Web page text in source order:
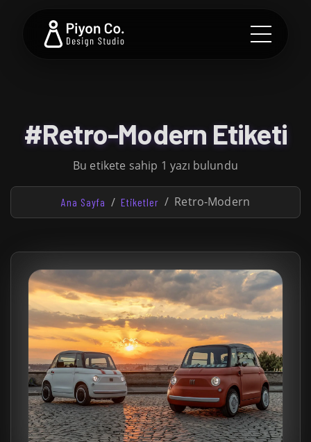
#Retro-Modern Etiketi
Bu etikete sahip 1 yazı bulundu
Ana Sayfa Etiketler Retro-Modern